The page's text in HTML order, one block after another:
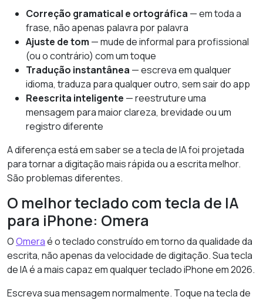
Correção gramatical e ortográfica — em toda a
frase, não apenas palavra por palavra
Ajuste de tom — mude de informal para profissional
(ou o contrário) com um toque
Tradução instantânea — escreva em qualquer
idioma, traduza para qualquer outro, sem sair do app
Reescrita inteligente — reestruture uma
mensagem para maior clareza, brevidade ou um
registro diferente
A diferença está em saber se a tecla de IA foi projetada
para tornar a digitação mais rápida ou a escrita melhor.
São problemas diferentes.
O melhor teclado com tecla de IA
para iPhone: Omera
OOmeraé o teclado construído em torno da qualidade da
escrita, não apenas da velocidade de digitação. Sua tecla
de IA é a mais capaz em qualquer teclado iPhone em 2026.
Escreva sua mensagem normalmente. Toque na tecla de